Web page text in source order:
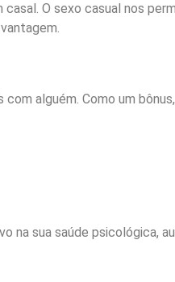
O sexo casual nos
alguém. Como um
na sua saúde psicológica,